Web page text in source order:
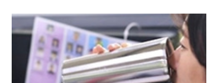
친 재학생과 신입생, 편입생, 재입학생, 복학생이 신청할 수 있다. 한국장
학재단 누리집(http://www.kosaf.go.kr)과 이동통신 응용프로그램(모
바일 앱 ‘한국장학재단’)을 통해 24시간 신청할 수 있다. 2차 신청 마감
이후에는 더 이상 올해 1학기 국가장학금 신청할 수 없으니 대상자는 서
둘러야 한다. 국가장학금은 대학생의 등록금 부담..